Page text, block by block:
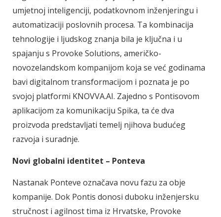
umjetnoj inteligenciji, podatkovnom inženjeringu i
automatizaciji poslovnih procesa. Ta kombinacija
tehnologije i ljudskog znanja bila je ključna i u
spajanju s Provoke Solutions, američko-
novozelandskom kompanijom koja se već godinama
bavi digitalnom transformacijom i poznata je po
svojoj platformi KNOVVA.AI. Zajedno s Pontisovom
aplikacijom za komunikaciju Spika, ta će dva
proizvoda predstavljati temelj njihova budućeg
razvoja i suradnje.
Novi globalni identitet – Ponteva
Nastanak Ponteve označava novu fazu za obje
kompanije. Dok Pontis donosi duboku inženjersku
stručnost i agilnost tima iz Hrvatske, Provoke